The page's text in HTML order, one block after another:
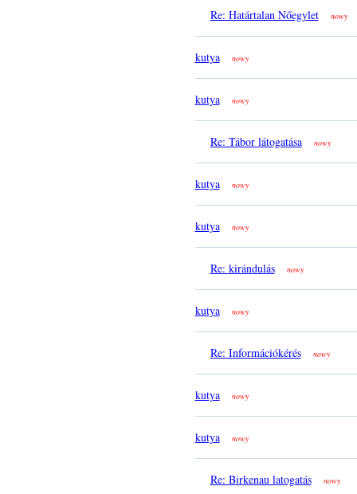
Re: Határtalan Nőegylet nowy
kutya nowy
kutya nowy
Re: Tábor látogatása nowy
kutya nowy
kutya nowy
Re: kirándulás nowy
kutya nowy
Re: Információkérés nowy
kutya nowy
kutya nowy
Re: Birkenau latogatás nowy